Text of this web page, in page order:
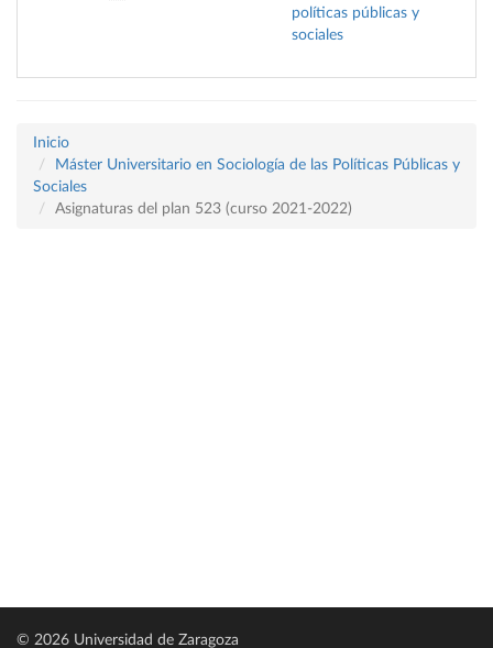
políticas públicas y
sociales
Inicio
Máster Universitario en Sociología de las Políticas Públicas y
Sociales
Asignaturas del plan 523 (curso 2021-2022)
© 2026 Universidad de Zaragoza